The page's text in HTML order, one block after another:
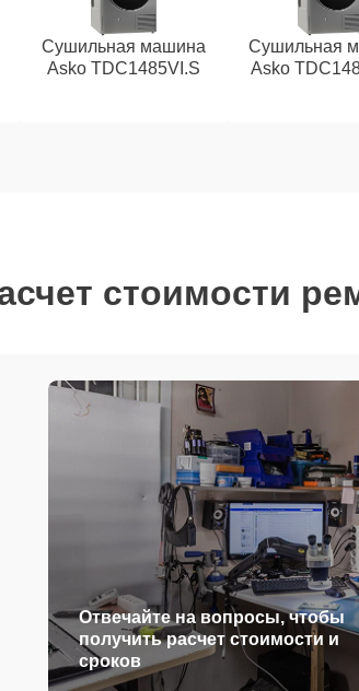
Сушильная машина
Asko TDC1485VI.S
Сушильная
Asko
стоимости
Отвечайте на вопросы, чтобы
получить расчет стоимости и
сроков